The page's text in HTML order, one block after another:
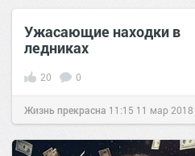
сайт. 12:40 22 июн 2020
Ужасающие находки в
ледниках
20 0
Жизнь прекрасна 11:15 11 мар 2018